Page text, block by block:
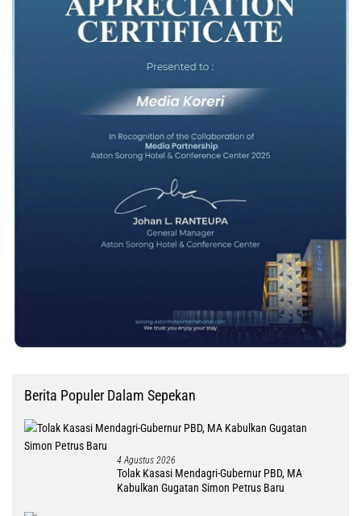
Berita Populer Dalam Sepekan
4 Agustus 2026
Tolak Kasasi Mendagri-Gubernur PBD, MA
Kabulkan Gugatan Simon Petrus Baru